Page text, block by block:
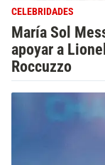
CELEBRIDADES
María Sol
apoyar a
Roccuzzo